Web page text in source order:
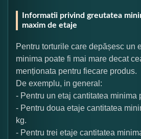
Informatii privind greutatea
maxim de etaje
Pentru torturile care depășesc un
minima poate fi mai mare decat
menționata pentru fiecare produs.
De exemplu, in general:
- Pentru un etaj cantitatea minima
- Pentru doua etaje cantitatea
kg.
- Pentru trei etaje cantitatea